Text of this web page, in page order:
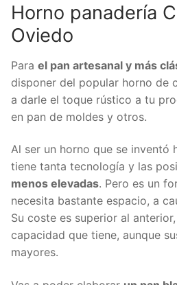
Horno panadería
Oviedo
Para el pan artesanal y más
disponer del popular horno de
a darle el toque rústico a tu
en pan de moldes y otros.
Al ser un horno que se inventó
tiene tanta tecnología y las
menos elevadas. Pero es un
necesita bastante espacio, a
Su coste es superior al
capacidad que tiene, aunque
mayores.